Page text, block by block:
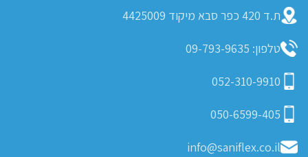
ת.ד 420 כפר סבא מיקוד 4425009
טלפון: 09-793-9635
052-310-9910
050-6599-405
info@saniflex.co.il